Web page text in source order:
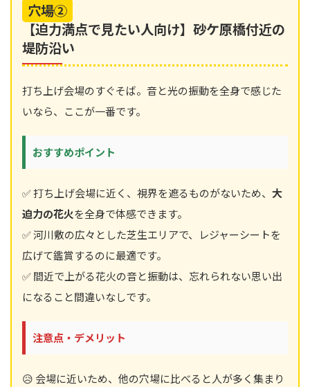
穴場②
【迫力満点で見たい人向け】砂ケ原橋付近の
堤防沿い
打ち上げ会場のすぐそば。音と光の振動を全身で感じた
いなら、ここが一番です。
おすすめポイント
✅ 打ち上げ会場に近く、視界を遮るものがないため、 大
迫力の花火を全身で体感できます。
✅ 河川敷の広々とした芝生エリアで、レジャーシートを
広げて鑑賞するのに最適です。
✅ 間近で上がる花火の音と振動は、忘れられない思い出
になること間違いなしです。
注意点・デメリット
😥 会場に近いため、他の穴場に比べると人が多く集まり